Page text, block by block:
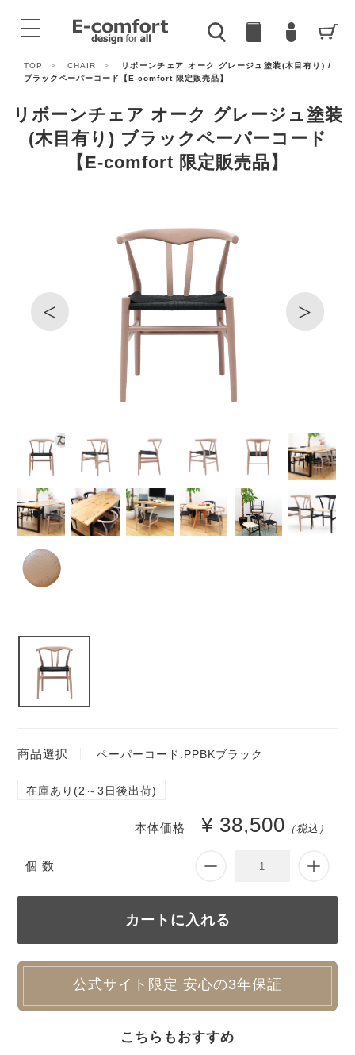
TOP > CHAIR >
リボーンチェア オーク グレージュ塗装(木目有り) /
ブラックペーパーコード【E-comfort 限定販売品】
リボーンチェア オーク グレージュ塗装
(木目有り) ブラックペーパーコード
【E-comfort 限定販売品】
< >
商品選択 ペーパーコード:PPBKブラック
在庫あり(2～3日後出荷)
個 数
本体価格 ¥ 38,500 （税込）
公式サイト限定 安心の3年保証
こちらもおすすめ